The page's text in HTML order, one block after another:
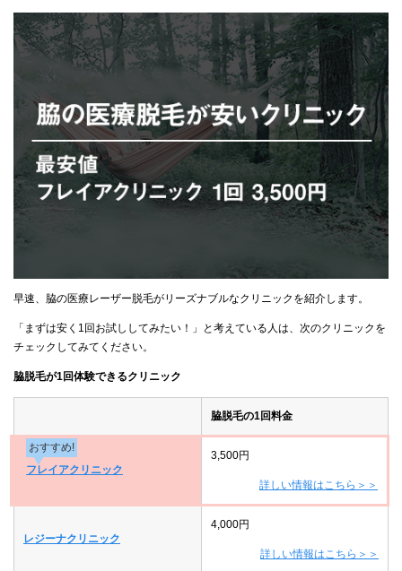
早速、脇の医療レーザー脱毛がリーズナブルなクリニックを紹介します。
「まずは安く1回お試ししてみたい！」と考えている人は、次のクリニックを
チェックしてみてください。
脇脱毛が1回体験できるクリニック
脇脱毛の1回料金
おすすめ!
フレイアクリニック
3,500円
詳しい情報はこちら＞＞
レジーナクリニック
4,000円
詳しい情報はこちら＞＞